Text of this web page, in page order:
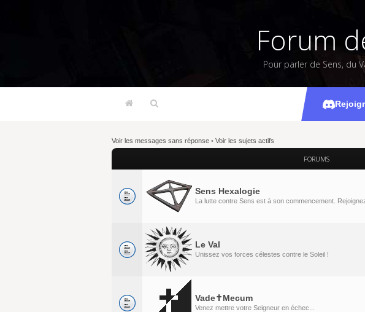
Forum
Pour parler de Sens, du
Voir les messages sans réponse • Voir les sujets actifs
FORUMS
Sens Hexalogie
La lutte contre Sens est à son commencement.
Le Val
Unissez vos forces célestes contre le Soleil !
Vade✝Mecum
Venez mettre votre Seigneur en échec...